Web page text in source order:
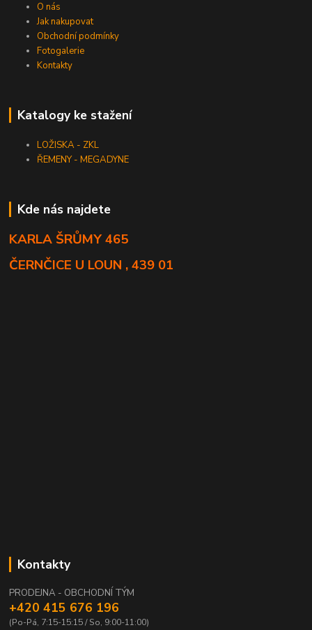
O nás
Jak nakupovat
Obchodní podmínky
Fotogalerie
Kontakty
Katalogy ke stažení
LOŽISKA - ZKL
ŘEMENY - MEGADYNE
Kde nás najdete
KARLA ŠRŮMY 465
ČERNČICE U LOUN , 439 01
Kontakty
PRODEJNA - OBCHODNÍ TÝM
+420 415 676 196
(Po-Pá, 7:15-15:15 / So, 9:00-11:00)